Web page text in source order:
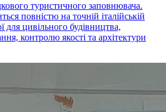
туристичного заповнювача.
повністю на точній італійській
для цивільного будівництва,
контролю якості та архітектури